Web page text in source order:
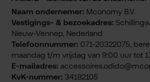
Naam ondernemer: Mconomy B.V.
Vestigings- & bezoekadres:
Nieuw-Vennep, Nederland
Telefoonnummer: 071-20322075,
maandag t/m vrijdag van 9:00 uur tot
E-mailadres:
KvK-nummer: 34182105